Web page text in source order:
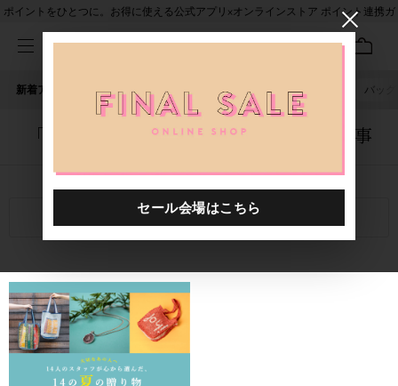
ポイントをひとつに。お得に使える公式アプリ×オンラインストア ポイント連携ガ
新着アイテム 人気ワード セール 40th限定 バッグ
「1058701.2610021.0008」に関する記事
関連キーワード